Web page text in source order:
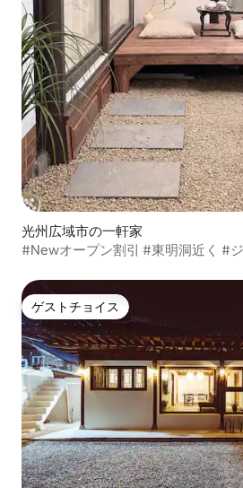
光州広域市の一軒家
#Newオープン割引 #東明洞近く #
ゲストチョイス
ゲストチョイス